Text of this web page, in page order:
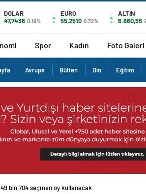
DOLAR
47,7436 0.18%
EURO
55,2510 0.32%
ALTIN
6.660,55
Spor Kadın Foto Galeri
Avrupa Bülten Din Eğitim
bin 704 seçmen oy kullanacak